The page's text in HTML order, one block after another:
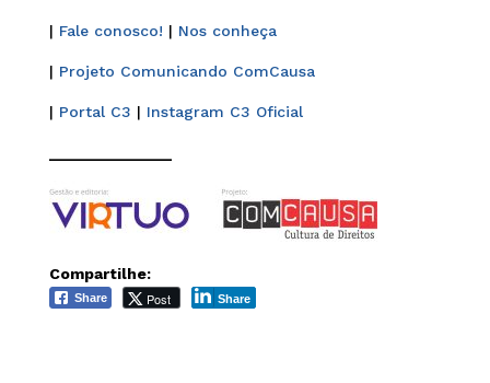
| Fale conosco! | Nos conheça
| Projeto Comunicando ComCausa
| Portal C3 | Instagram C3 Oficial
Compartilhe:
Share Post Share